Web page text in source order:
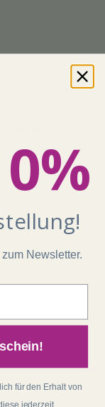
mit
erneuerbaren
Newsletter.
für den Erhalt von
jederzeit